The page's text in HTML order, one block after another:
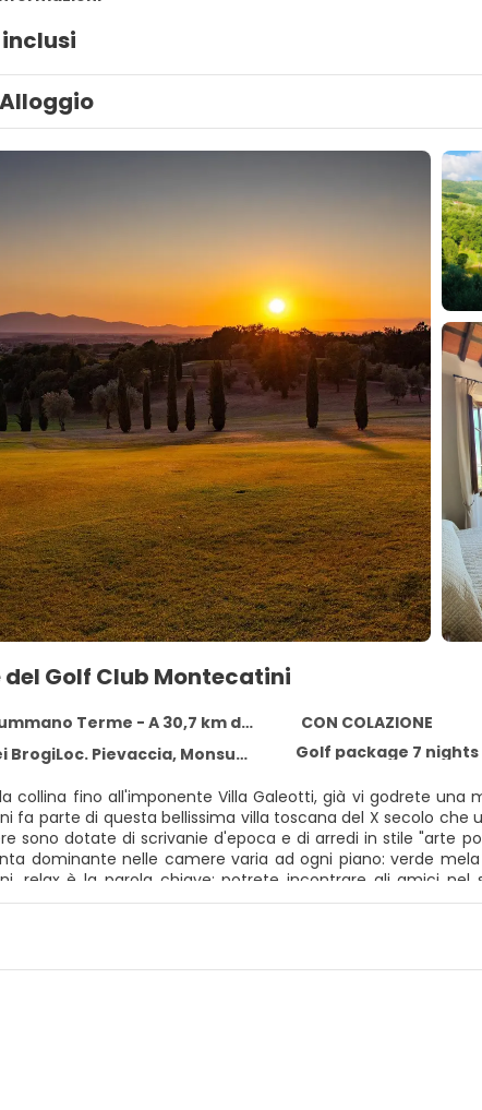
Alloggio
del Golf Club Montecatini
Terme - A 30,7 km dal centro
CON COLAZIONE
Pievaccia, Monsummano Terme 51015
Golf package 7
collina fino all'imponente Villa Galeotti, già vi godrete una
fa parte di questa bellissima villa toscana del X secolo
sono dotate di scrivanie d'epoca e di arredi in stile "arte
dominante nelle camere varia ad ogni piano: verde
relax è la parola chiave: potrete incontrare gli amici nel
alla sua posizione appartata, il Casale Montecatini è